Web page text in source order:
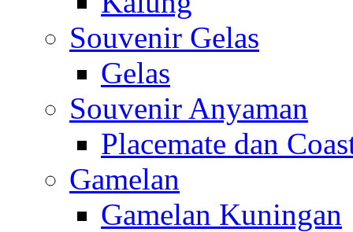
Souvenir Gelas
Gelas
Souvenir Anyaman
Placemate dan
Gamelan
Gamelan Kuningan